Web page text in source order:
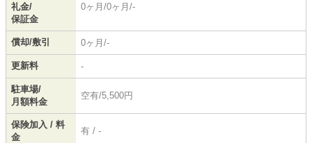
礼金/
保証金
0ヶ月/0ヶ月/-
償却/敷引 0ヶ月/-
更新料 -
駐車場/
月額料金
空有/5,500円
保険加入 / 料
金
有 / -